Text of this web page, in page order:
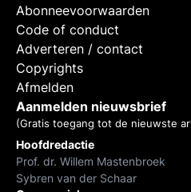
Abonneevoorwaarden
Code of conduct
Adverteren / contact
Copyrights
Afmelden
Aanmelden nieuwsbrief
(Gratis toegang tot de nieuwste
Hoofdredactie
Prof. dr. Willem Mastenbroek
Sybren van der Schaar